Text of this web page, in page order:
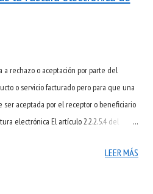
a rechazo o aceptación por parte del
o servicio facturado pero para que una
aceptada por el receptor o beneficiario
electrónica El artículo 2.2.2.5.4 del
aceptada por el adquiriente, deudor
LEER MÁS